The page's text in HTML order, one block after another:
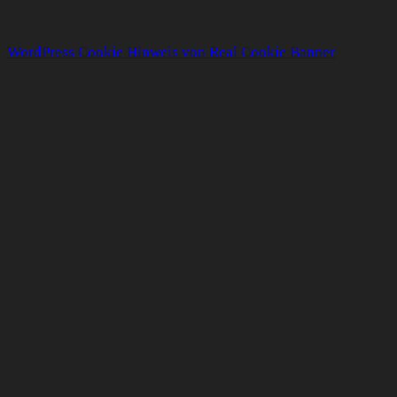
WordPress Cookie Hinweis von Real Cookie Banner